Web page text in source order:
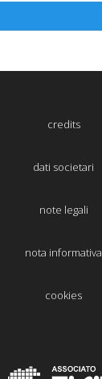
credits
dati societari
note legali
nota informativa
cookies